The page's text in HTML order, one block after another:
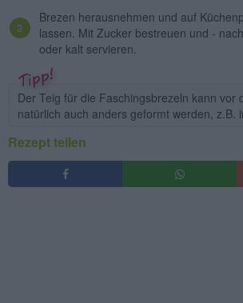
Brezen herausnehmen und auf
lassen. Mit Zucker bestreuen und -
oder kalt servieren.
Der Teig für die Faschingsbrezeln kann vor
natürlich auch anders geformt werden, z.B.
Rezept teilen